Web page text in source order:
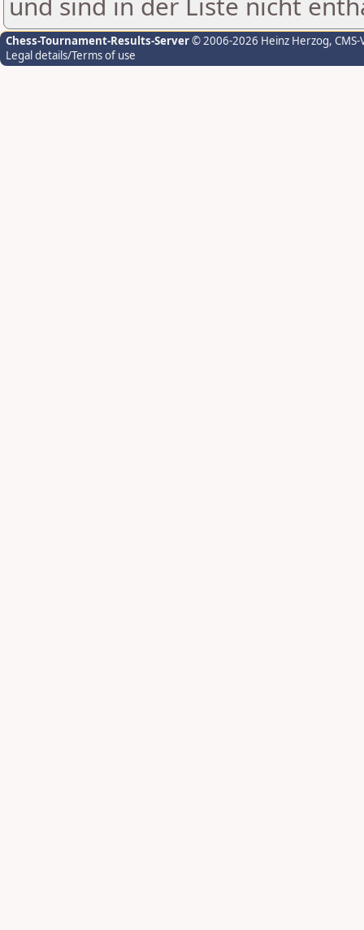
Chess-Tournament-Results-Server© 2006-2026 Heinz Herzog,
Legal details/Terms of use